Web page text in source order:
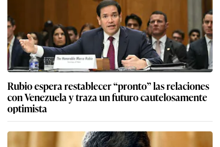
Rubio espera restablecer “pronto” las relaciones
con Venezuela y traza un futuro cautelosamente
optimista